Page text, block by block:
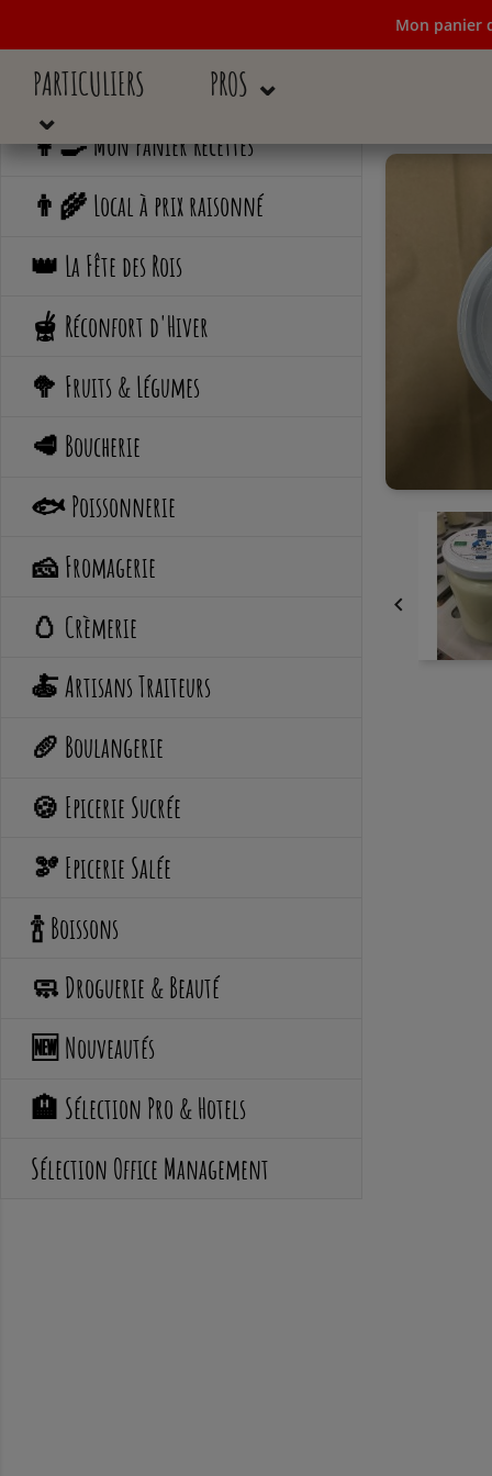
Mon panier
PARTICULIERS
⌄
PROS ⌄ Mon panier
👩‍🍳 Mon Panier Recettes
👨‍🌾 Local à prix raisonné
👑 La Fête des Rois
🫕 Réconfort d'Hiver
🥦 Fruits & Légumes
🥩 Boucherie
🐟 Poissonnerie
🧀 Fromagerie
🥚 Crèmerie
🍝 Artisans Traiteurs
🥖 Boulangerie
🍪 Epicerie Sucrée
🫘 Epicerie Salée
🍾 Boissons
🧼 Droguerie & Beauté
🆕 Nouveautés
🏨 Sélection Pro & Hotels
Sélection Office Management
